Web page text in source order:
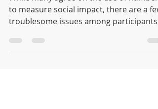
While many agree on the use of numbers
troublesome issues among participants.
First, numbers...